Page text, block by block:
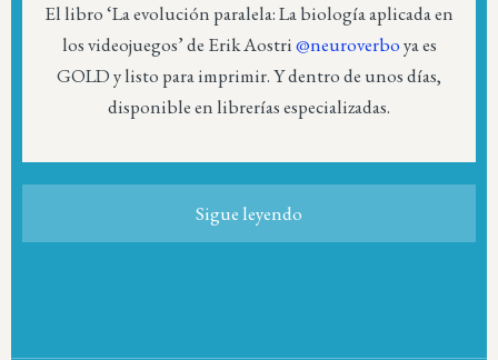
El libro ‘La evolución paralela: La biología aplicada en
los videojuegos’ de Erik Aostri@neuroverboya es
GOLD y listo para imprimir. Y dentro de unos días,
disponible en librerías especializadas.
Sigue leyendo